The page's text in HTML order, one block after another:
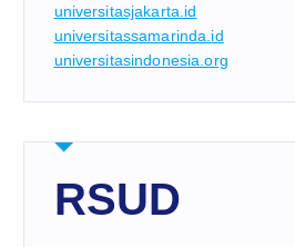
universitasjakarta.id
universitassamarinda.id
universitasindonesia.org
RSUD